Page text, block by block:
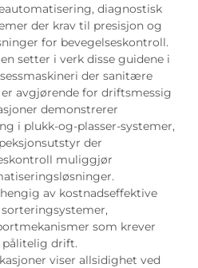
diagnostisk
der krav til presisjon og
for bevegelseskontroll.
setter i verk disse guidene i
der sanitære
avgjørende for driftsmessig
demonstrerer
i plukk-og-plasser-systemer,
der
muliggjør
av kostnadseffektive
som krever
drift.
viser allsidighet ved